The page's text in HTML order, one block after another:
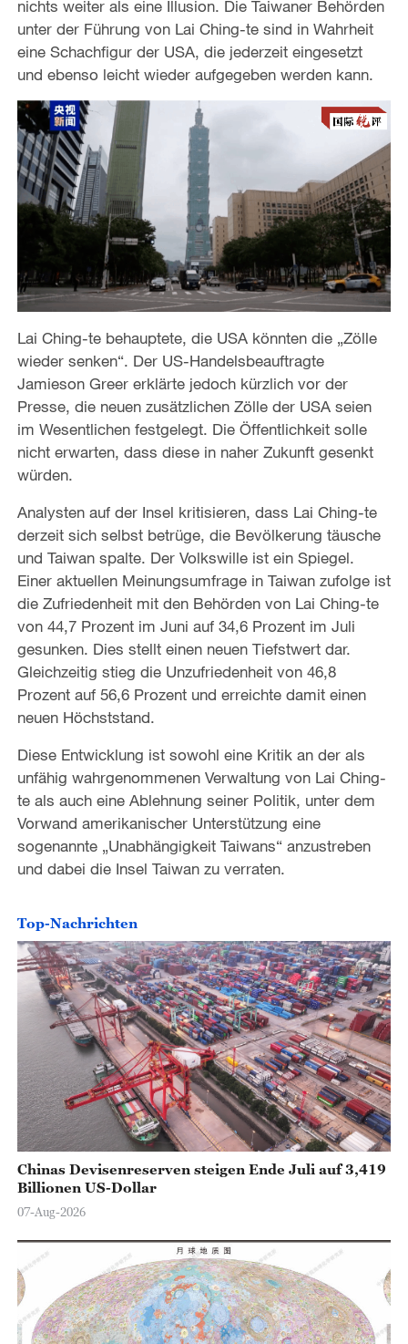
nichts weiter als eine Illusion. Die Taiwaner Behörden
unter der Führung von Lai Ching-te sind in Wahrheit
eine Schachfigur der USA, die jederzeit eingesetzt
und ebenso leicht wieder aufgegeben werden kann.
Lai Ching-te behauptete, die USA könnten die „Zölle
wieder senken“. Der US-Handelsbeauftragte
Jamieson Greer erklärte jedoch kürzlich vor der
Presse, die neuen zusätzlichen Zölle der USA seien
im Wesentlichen festgelegt. Die Öffentlichkeit solle
nicht erwarten, dass diese in naher Zukunft gesenkt
würden.
Analysten auf der Insel kritisieren, dass Lai Ching-te
derzeit sich selbst betrüge, die Bevölkerung täusche
und Taiwan spalte. Der Volkswille ist ein Spiegel.
Einer aktuellen Meinungsumfrage in Taiwan zufolge ist
die Zufriedenheit mit den Behörden von Lai Ching-te
von 44,7 Prozent im Juni auf 34,6 Prozent im Juli
gesunken. Dies stellt einen neuen Tiefstwert dar.
Gleichzeitig stieg die Unzufriedenheit von 46,8
Prozent auf 56,6 Prozent und erreichte damit einen
neuen Höchststand.
Diese Entwicklung ist sowohl eine Kritik an der als
unfähig wahrgenommenen Verwaltung von Lai Ching-
te als auch eine Ablehnung seiner Politik, unter dem
Vorwand amerikanischer Unterstützung eine
sogenannte „Unabhängigkeit Taiwans“ anzustreben
und dabei die Insel Taiwan zu verraten.
Top-Nachrichten
Chinas Devisenreserven steigen Ende Juli auf 3,419
Billionen US-Dollar
07-Aug-2026